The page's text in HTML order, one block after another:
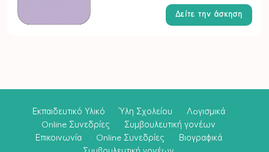
Δείτε την άσκηση
Εκπαιδευτικό Υλικό Ύλη Σχολείου
Λoγισμικά
Online Συνεδρίες
Συμβουλευτική γονέων
Επικοινωνία
Online Συνεδρίες
Βιογραφικά